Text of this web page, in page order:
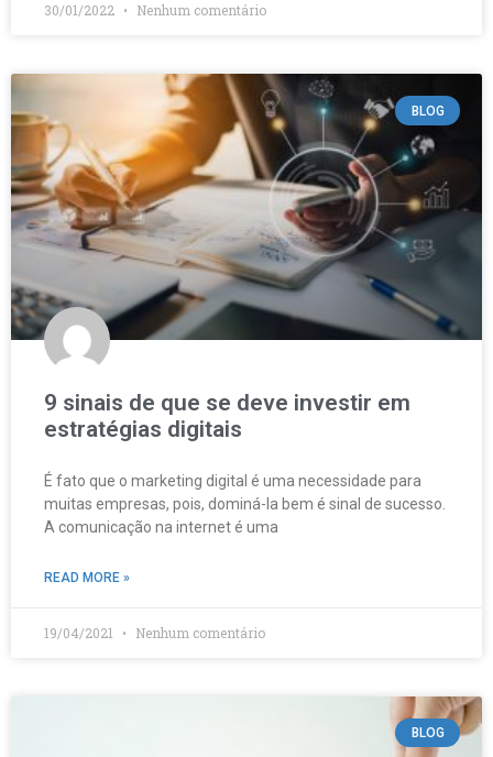
30/01/2022 Nenhum comentário
BLOG
9 sinais de que se deve investir em
estratégias digitais
É fato que o marketing digital é uma necessidade para
muitas empresas, pois, dominá-la bem é sinal de sucesso.
A comunicação na internet é uma
READ MORE »
19/04/2021 Nenhum comentário
BLOG